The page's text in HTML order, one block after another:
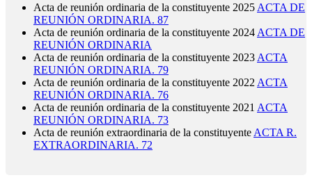
Acta de reunión ordinaria de la constituyente 2025 ACTA DE
REUNIÓN ORDINARIA. 87
Acta de reunión ordinaria de la constituyente 2024 ACTA DE
REUNIÓN ORDINARIA
Acta de reunión ordinaria de la constituyente 2023 ACTA
REUNIÓN ORDINARIA. 79
Acta de reunión ordinaria de la constituyente 2022 ACTA
REUNIÓN ORDINARIA. 76
Acta de reunión ordinaria de la constituyente 2021 ACTA
REUNIÓN ORDINARIA. 73
Acta de reunión extraordinaria de la constituyente ACTA R.
EXTRAORDINARIA. 72